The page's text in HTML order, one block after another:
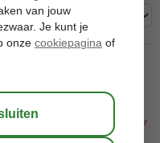
bewaar